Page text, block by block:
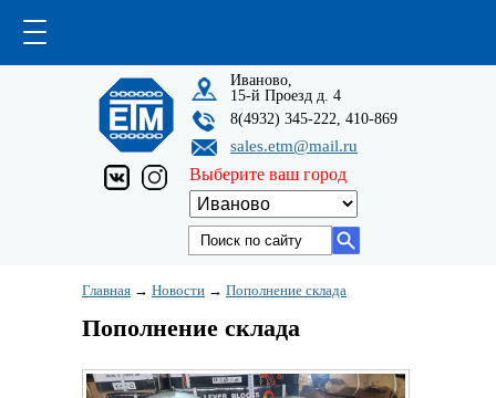
Иваново,
15-й Проезд д. 4
8(4932) 345-222, 410-869
sales.etm@mail.ru
Выберите ваш город
Главная → Новости → Пополнение склада
Пополнение склада